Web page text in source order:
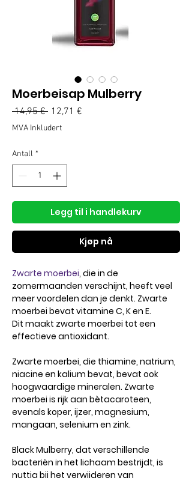
Moerbeisap Mulberry
14,95 € Vanlig
pris
12,71 €
MVA Inkludert
Antall *
Legg til i handlekurv
Kjøp nå
Zwarte moerbei, die in de
zomermaanden verschijnt, heeft veel
meer voordelen dan je denkt. Zwarte
moerbei bevat vitamine C, K en E.
Dit maakt zwarte moerbei tot een
effectieve antioxidant.
Zwarte moerbei, die thiamine, natrium,
niacine en kalium bevat, bevat ook
hoogwaardige mineralen. Zwarte
moerbei is rijk aan bètacaroteen,
evenals koper, ijzer, magnesium,
mangaan, selenium en zink.
Black Mulberry, dat verschillende
bacteriën in het lichaam bestrijdt, is
nuttig bij het verwijderen van